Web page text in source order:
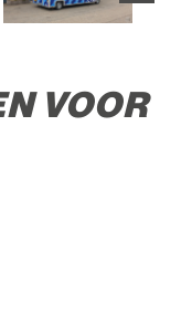
VOOR